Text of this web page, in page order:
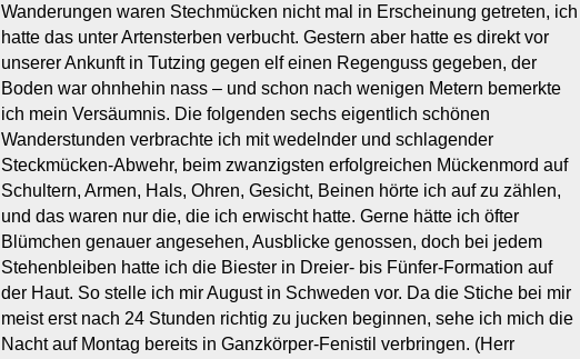
Wanderungen waren Stechmücken nicht mal in Erscheinung getreten, ich
hatte das unter Artensterben verbucht. Gestern aber hatte es direkt vor
unserer Ankunft in Tutzing gegen elf einen Regenguss gegeben, der
Boden war ohnhehin nass – und schon nach wenigen Metern bemerkte
ich mein Versäumnis. Die folgenden sechs eigentlich schönen
Wanderstunden verbrachte ich mit wedelnder und schlagender
Steckmücken-Abwehr, beim zwanzigsten erfolgreichen Mückenmord auf
Schultern, Armen, Hals, Ohren, Gesicht, Beinen hörte ich auf zu zählen,
und das waren nur die, die ich erwischt hatte. Gerne hätte ich öfter
Blümchen genauer angesehen, Ausblicke genossen, doch bei jedem
Stehenbleiben hatte ich die Biester in Dreier- bis Fünfer-Formation auf
der Haut. So stelle ich mir August in Schweden vor. Da die Stiche bei mir
meist erst nach 24 Stunden richtig zu jucken beginnen, sehe ich mich die
Nacht auf Montag bereits in Ganzkörper-Fenistil verbringen. (Herr